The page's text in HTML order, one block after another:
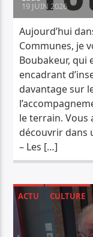
19 JUIN 2026
Aujourd’hui
Communes, je
Boubakeur, qui
encadrant
davantage sur
le terrain. Vous
découvrir dans
– Les […]
ACTU CULTURE